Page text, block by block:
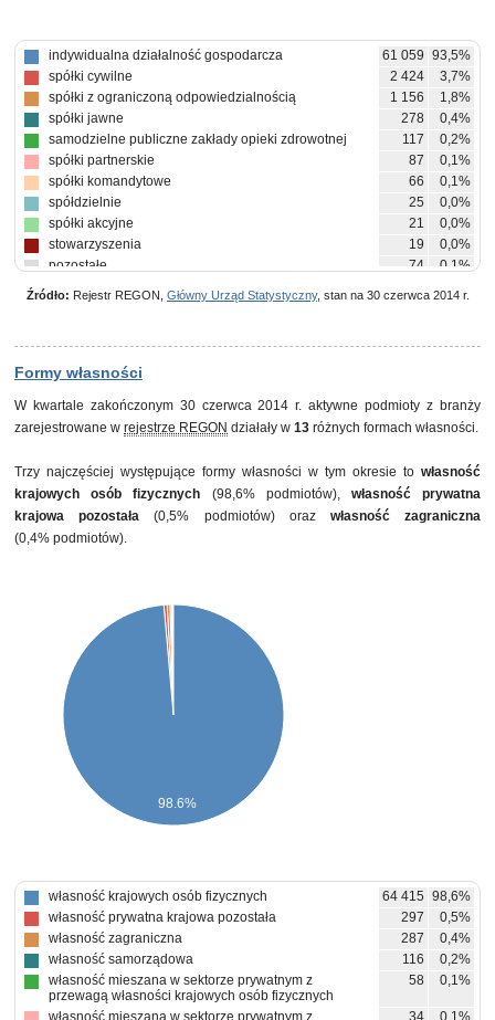
indywidualna działalność gospodarcza 61 059 93,5%
spółki cywilne
2 424
3,7%
spółki z ograniczoną odpowiedzialnością
1 156
1,8%
spółki jawne
278
0,4%
samodzielne publiczne zakłady opieki zdrowotnej
117
0,2%
spółki partnerskie
87
0,1%
spółki komandytowe
66
0,1%
spółdzielnie
25
0,0%
spółki akcyjne
21
0,0%
stowarzyszenia
19
0,0%
pozostałe
74 0,1%
Źródło: Rejestr REGON, Główny Urząd Statystyczny, stan na 30 czerwca 2014 r.
Formy własności
W kwartale zakończonym 30 czerwca 2014 r. aktywne podmioty z branży
zarejestrowane w rejestrze REGON działały w 13 różnych formach własności.
Trzy najczęściej występujące formy własności w tym okresie to własność
krajowych osób fizycznych (98,6% podmiotów), własność prywatna
krajowa pozostała (0,5% podmiotów) oraz własność zagraniczna
(0,4% podmiotów).
98.6%
własność krajowych osób fizycznych 64 415 98,6%
własność prywatna krajowa pozostała
297
0,5%
własność zagraniczna
287
0,4%
własność samorządowa
116
0,2%
własność mieszana w sektorze prywatnym z
przewagą własności krajowych osób fizycznych
58 0,1%
własność mieszana w sektorze prywatnym z 34 0,1%